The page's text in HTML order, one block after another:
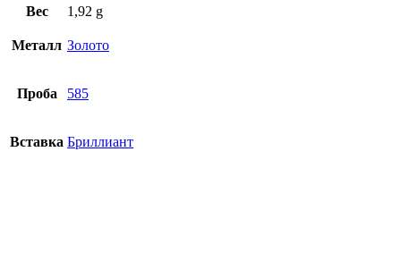
Вес 1,92 g
Металл Золото
Проба 585
Вставка Бриллиант